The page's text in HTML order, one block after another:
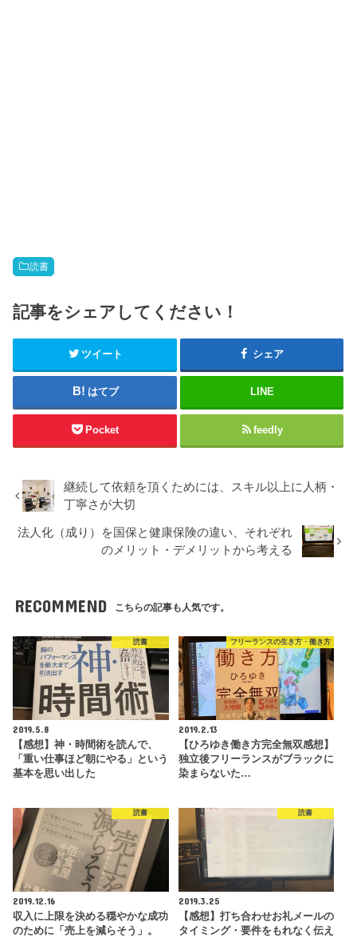
読書
記事をシェアしてください！
ツイート シェア
はてブ LINE
Pocket feedly
継続して依頼を頂くためには、スキル以上に人柄・
丁寧さが大切
法人化（成り）を国保と健康保険の違い、それぞれ
のメリット・デメリットから考える
RECOMMEND こちらの記事も人気です。
読書
2019.5.8
【感想】神・時間術を読んで、
「重い仕事ほど朝にやる」という
基本を思い出した
フリーランスの生き方・働き方
2019.2.13
【ひろゆき働き方完全無双感想】
独立後フリーランスがブラックに
染まらないた…
読書
2019.12.16
収入に上限を決める穏やかな成功
のために「売上を減らそう」。
読書
2019.3.25
【感想】打ち合わせお礼メールの
タイミング・要件をもれなく伝え